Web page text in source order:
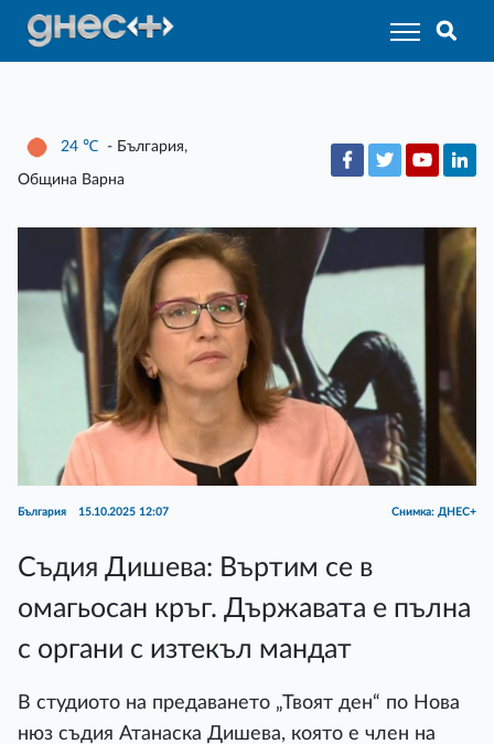
24 ℃ - България,
Община Варна
България 15.10.2025 12:07 Снимка: ДНЕС+
Съдия Дишева: Въртим се в
омагьосан кръг. Държавата е пълна
с органи с изтекъл мандат
В студиото на предаването „Твоят ден“ по Нова
нюз съдия Атанаска Дишева, която е член на